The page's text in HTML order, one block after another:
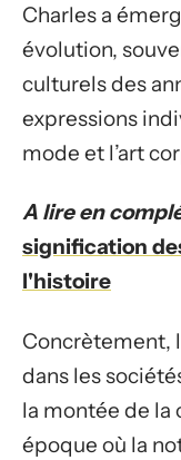
Charles a
évolution,
culturels des
expressions
mode et l’art
A lire en
signification
l'histoire
Concrètement,
dans les
la montée de la
époque où la